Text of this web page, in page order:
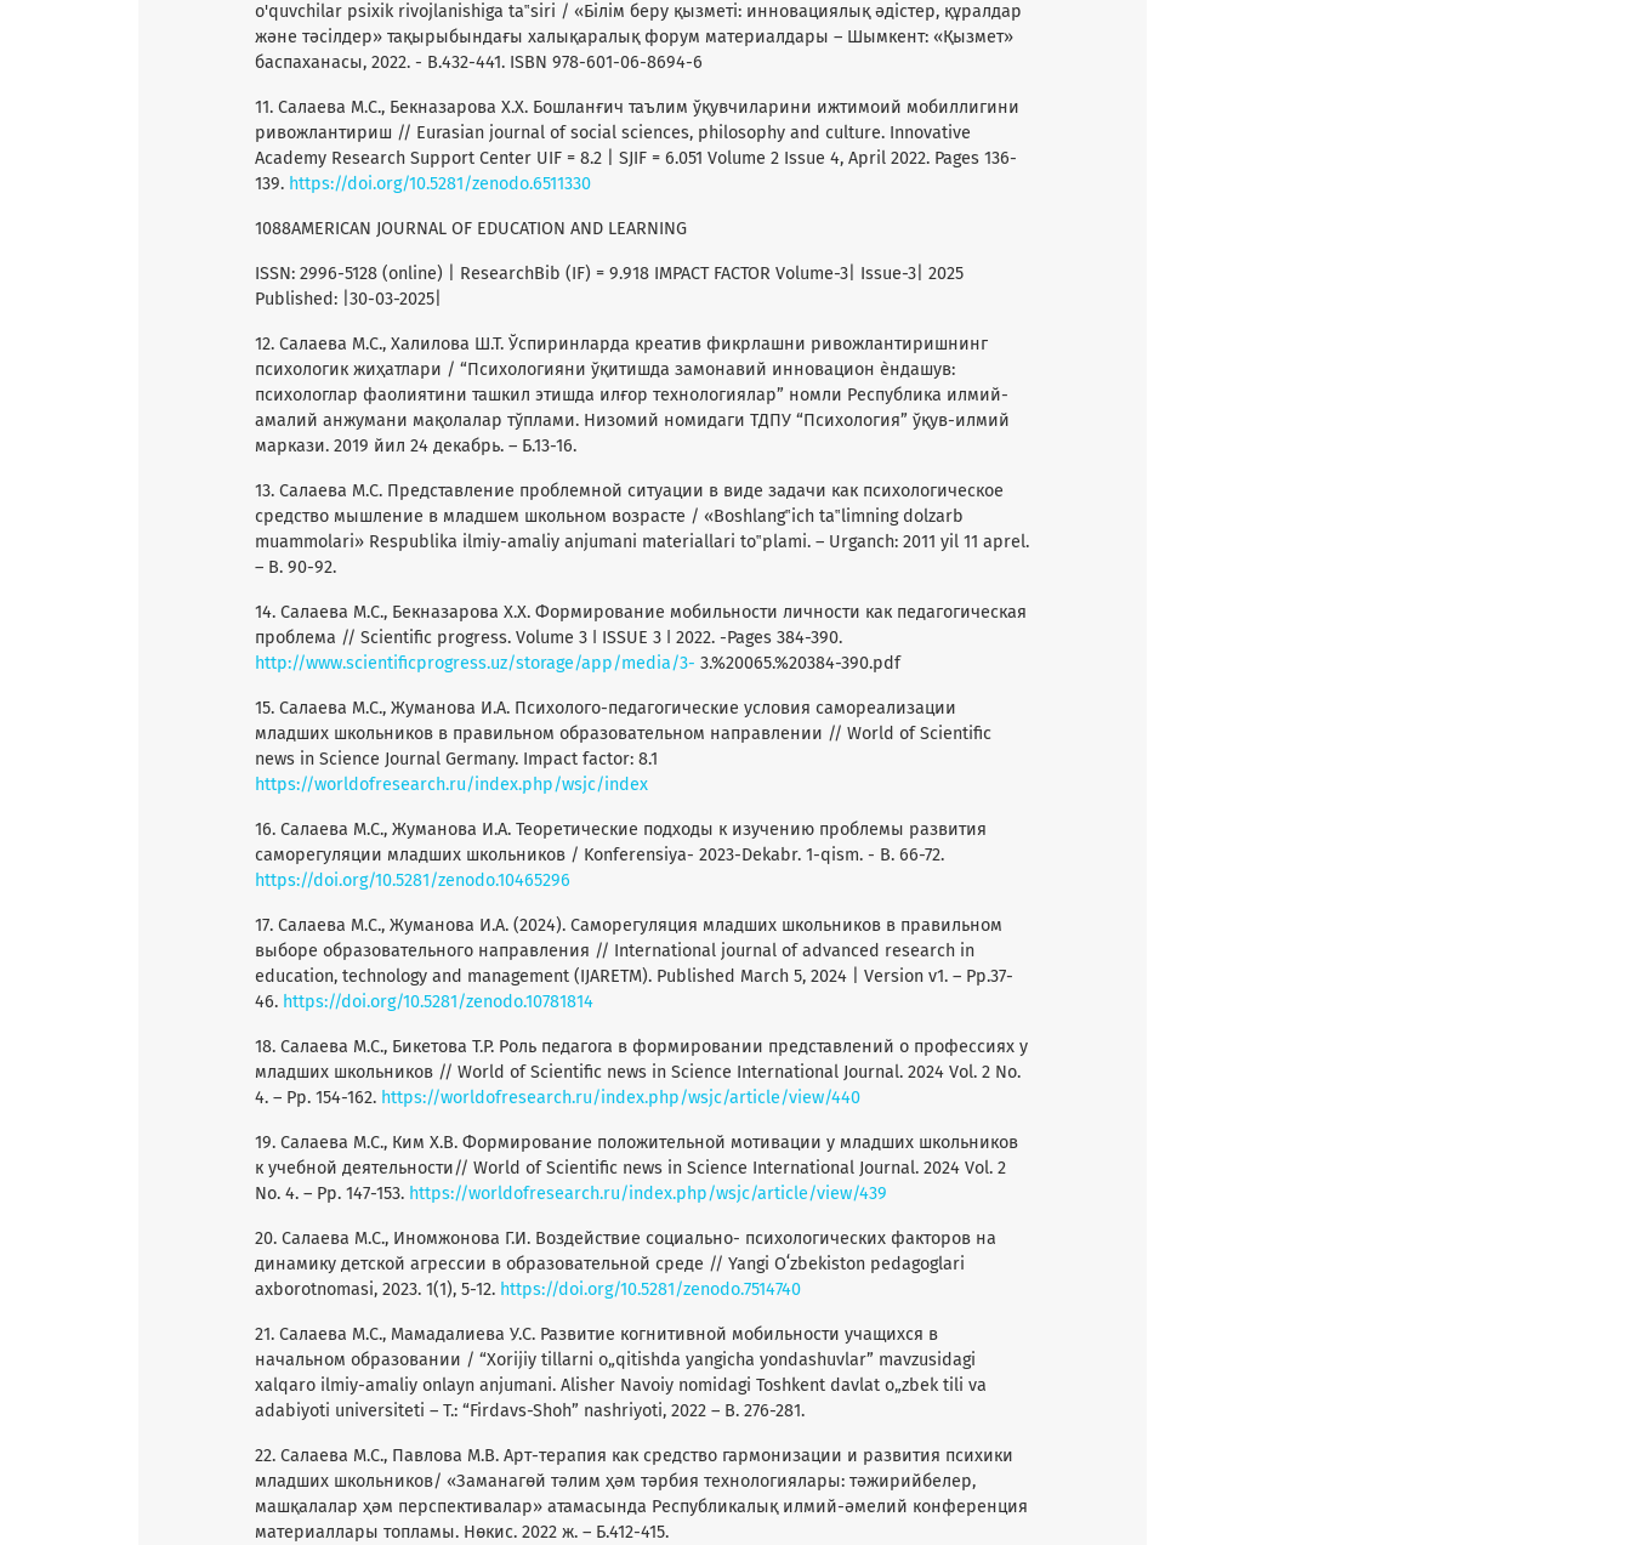
o'quvchilar psixik rivojlanishiga ta‟siri / «Білім беру қызметі: инновациялық әдістер, құралдар
және тәсілдер» тақырыбындағы халықаралық форум материалдары – Шымкент: «Қызмет»
баспаханасы, 2022. - B.432-441. ISBN 978-601-06-8694-6
11. Салаева М.С., Бекназарова Х.Х. Бошланғич таълим ўқувчиларини ижтимоий мобиллигини
ривожлантириш // Eurasian journal of social sciences, philosophy and culture. Innovative
Academy Research Support Center UIF = 8.2 | SJIF = 6.051 Volume 2 Issue 4, April 2022. Pages 136-
139. https://doi.org/10.5281/zenodo.6511330
1088AMERICAN JOURNAL OF EDUCATION AND LEARNING
ISSN: 2996-5128 (online) | ResearchBib (IF) = 9.918 IMPACT FACTOR Volume-3| Issue-3| 2025
Published: |30-03-2025|
12. Салаева М.С., Халилова Ш.Т. Ўспиринларда креатив фикрлашни ривожлантиришнинг
психологик жиҳатлари / “Психологияни ўқитишда замонавий инновацион ѐндашув:
психологлар фаолиятини ташкил этишда илғор технологиялар” номли Республика илмий-
амалий анжумани мақолалар тўплами. Низомий номидаги ТДПУ “Психология” ўқув-илмий
маркази. 2019 йил 24 декабрь. – Б.13-16.
13. Салаева М.С. Представление проблемной ситуации в виде задачи как психологическое
средство мышление в младшем школьном возрасте / «Boshlang‟ich ta‟limning dolzarb
muammolari» Respublika ilmiy-amaliy anjumani materiallari to‟plami. – Urganch: 2011 yil 11 aprel.
– B. 90-92.
14. Салаева М.С., Бекназарова Х.Х. Формирование мобильности личности как педагогическая
проблема // Scientific progress. Volume 3 ǀ ISSUE 3 ǀ 2022. -Pages 384-390.
http://www.scientificprogress.uz/storage/app/media/3- 3.%20065.%20384-390.pdf
15. Салаева М.С., Жуманова И.А. Психолого-педагогические условия самореализации
младших школьников в правильном образовательном направлении // World of Scientific
news in Science Journal Germany. Impact faсtor: 8.1
https://worldofresearch.ru/index.php/wsjc/index
16. Салаева М.С., Жуманова И.А. Теоретические подходы к изучению проблемы развития
саморегуляции младших школьников / Konferensiya- 2023-Dekabr. 1-qism. - B. 66-72.
https://doi.org/10.5281/zenodo.10465296
17. Салаева М.С., Жуманова И.А. (2024). Саморегуляция младших школьников в правильном
выборе образовательного направления // International journal of advanced research in
education, technology and management (IJARETM). Published March 5, 2024 | Version v1. – Pp.37-
46. https://doi.org/10.5281/zenodo.10781814
18. Салаева М.С., Бикетова Т.Р. Роль педагога в формировании представлений о профессиях у
младших школьников // World of Scientific news in Science International Journal. 2024 Vol. 2 No.
4. – Pp. 154-162. https://worldofresearch.ru/index.php/wsjc/article/view/440
19. Салаева М.С., Ким Х.В. Формирование положительной мотивации у младших школьников
к учебной деятельности// World of Scientific news in Science International Journal. 2024 Vol. 2
No. 4. – Pp. 147-153. https://worldofresearch.ru/index.php/wsjc/article/view/439
20. Салаева М.С., Иномжонова Г.И. Воздействие социально- психологических факторов на
динамику детской агрессии в образовательной среде // Yangi Oʻzbekiston pedagoglari
axborotnomasi, 2023. 1(1), 5-12. https://doi.org/10.5281/zenodo.7514740
21. Салаева М.С., Мамадалиева У.С. Развитие когнитивной мобильности учащихся в
начальном образовании / “Xorijiy tillarni o„qitishda yangicha yondashuvlar” mavzusidagi
xalqaro ilmiy-amaliy onlayn anjumani. Alisher Navoiy nomidagi Toshkent davlat o„zbek tili va
adabiyoti universiteti – T.: “Firdavs-Shoh” nashriyoti, 2022 – B. 276-281.
22. Салаева М.С., Павлова М.В. Арт-терапия как средство гармонизации и развития психики
младших школьников/ «Заманагөй тәлим ҳәм тәрбия технологиялары: тәжирийбелер,
машқалалар ҳәм перспективалар» атамасында Республикалық илмий-әмелий конференция
материаллары топламы. Нөкис. 2022 ж. – Б.412-415.